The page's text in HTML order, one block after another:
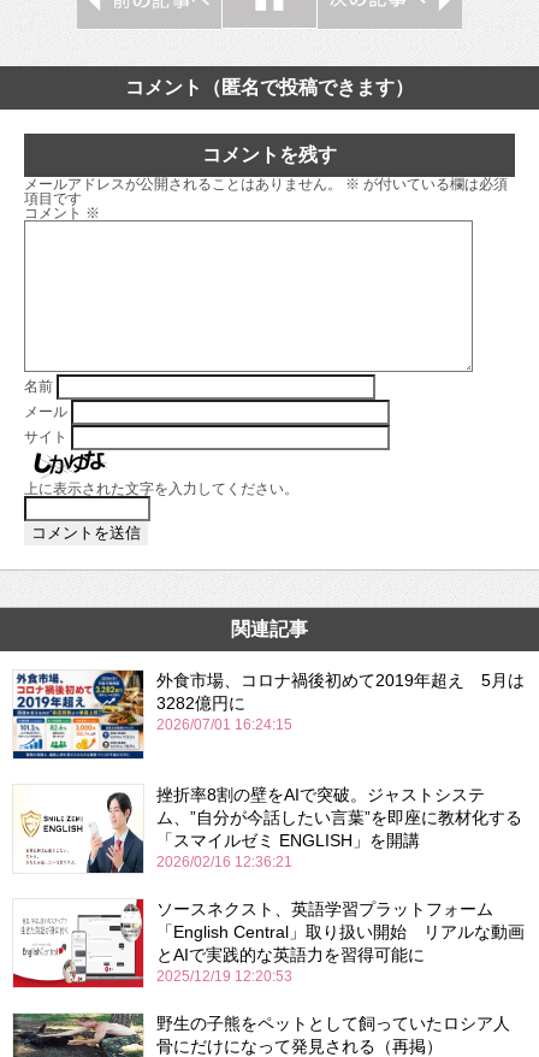
コメント（匿名で投稿できます）
コメントを残す
メールアドレスが公開されることはありません。 ※ が付いている欄は必須
項目です
コメント ※
名前
メール
サイト
上に表示された文字を入力してください。
関連記事
外食市場、コロナ禍後初めて2019年超え 5月は
3282億円に
2026/07/01 16:24:15
挫折率8割の壁をAIで突破。ジャストシステ
ム、”自分が今話したい言葉”を即座に教材化する
「スマイルゼミ ENGLISH」を開講
2026/02/16 12:36:21
ソースネクスト、英語学習プラットフォーム
「English Central」取り扱い開始 リアルな動画
とAIで実践的な英語力を習得可能に
2025/12/19 12:20:53
野生の子熊をペットとして飼っていたロシア人
骨にだけになって発見される（再掲）